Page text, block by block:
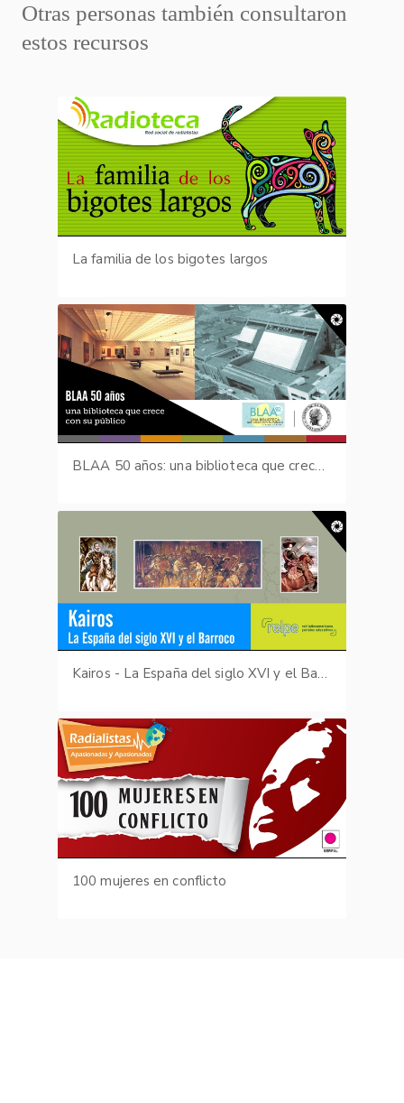
Otras personas también consultaron
estos recursos
La familia de los bigotes largos
BLAA 50 años: una biblioteca que crece con su público
Kairos - La España del siglo XVI y el Barroco
100 mujeres en conflicto